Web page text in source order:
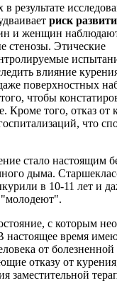
результате
риск
и женщин
стенозы. Этические
влияние
поверхностных
чтобы
Кроме того, отказ от
что
стало настоящим
дыма.
в 10-11 лет и
"молодеют".
с которым
время
от
отказу от
заместительной